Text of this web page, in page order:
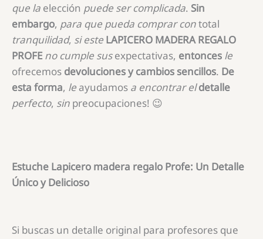
que la elección puede ser complicada. Sin
embargo, para que pueda comprar contotal
tranquilidad, si este LAPICERO MADERA REGALO
PROFE no cumple susexpectativas, entonces le
ofrecemos devoluciones y cambios sencillos. De
esta forma, le ayudamos a encontrar el detalle
perfecto, sin preocupaciones! 😉
Estuche Lapicero madera regalo Profe: Un Detalle
Único y Delicioso
Si buscas un detalle original para profesores que